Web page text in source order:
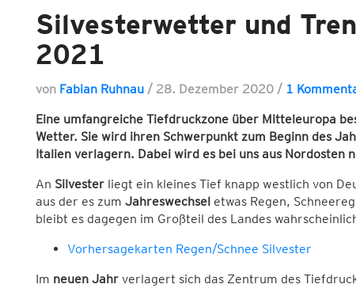
Silvesterwetter und
2021
von Fabian Ruhnau / 28. Dezember 2020 / 1
Eine umfangreiche Tiefdruckzone über Mitteleuropa
Wetter. Sie wird ihren Schwerpunkt zum Beginn des
Italien verlagern. Dabei wird es bei uns aus Nordosten
An Silvesterliegt ein kleines Tief knapp westlich von
aus der es zum Jahreswechsel etwas Regen,
bleibt es dagegen im Großteil des Landes
Vorhersagekarten Regen/Schnee Silvester
Im neuen Jahrverlagert sich das Zentrum des